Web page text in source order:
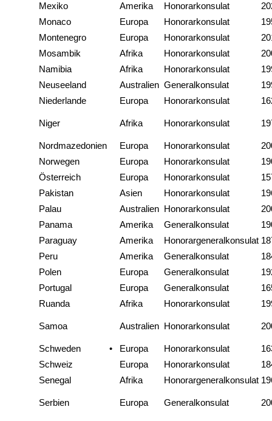
Mexiko
Amerika Honorarkonsulat
Monaco
Europa Honorarkonsulat
Montenegro
Europa Honorarkonsulat
Mosambik
Afrika Honorarkonsulat
Namibia
Afrika Honorarkonsulat
Neuseeland
Australien Generalkonsulat
Niederlande
Europa Honorarkonsulat
Niger Afrika Honorarkonsulat
Nordmazedonien Europa Honorarkonsulat
Norwegen
Europa Honorarkonsulat
Österreich
Europa Honorarkonsulat
Pakistan
Asien Honorarkonsulat
Palau
Australien Honorarkonsulat
Panama
Amerika Generalkonsulat
Paraguay
Amerika Honorargeneralkonsulat
Peru
Amerika Generalkonsulat
Polen
Europa Generalkonsulat
Portugal
Europa Generalkonsulat
Ruanda
Afrika Honorarkonsulat
Samoa Australien Honorarkonsulat
Schweden • Europa Honorarkonsulat
Schweiz
Europa Honorarkonsulat
Senegal
Afrika Honorargeneralkonsulat
Serbien Europa Generalkonsulat